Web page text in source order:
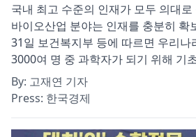
국내 최고 수준의 인재가 모두 의대
바이오산업 분야는 인재를 충분히 확
31일 보건복지부 등에 따르면 우리나
3000여 명 중 과학자가 되기 위해 기
By: 고재연 기자
Press: 한국경제